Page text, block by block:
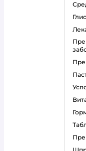
препараты для лечения кожных